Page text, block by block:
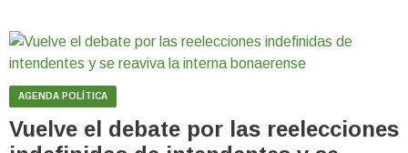
AGENDA POLÍTICA
Vuelve el debate por las reelecciones